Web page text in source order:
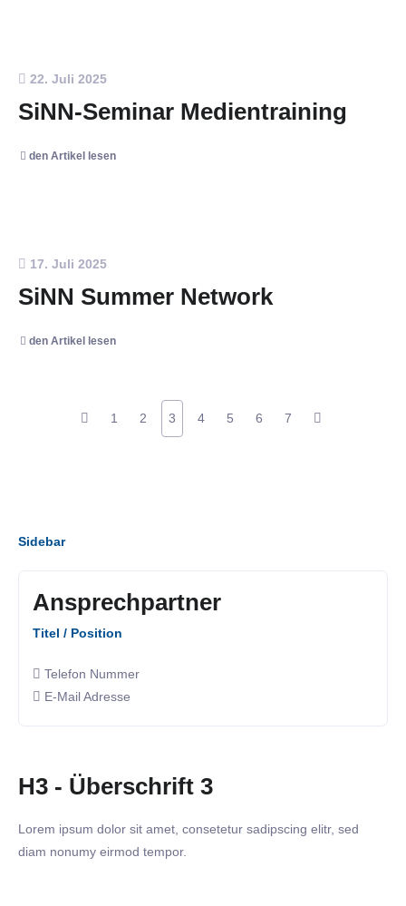
22. Juli 2025
SiNN-Seminar Medientraining
den Artikel lesen
17. Juli 2025
SiNN Summer Network
den Artikel lesen
1 2 3 4 5 6 7
Sidebar
Ansprechpartner
Titel / Position
Telefon Nummer
E-Mail Adresse
H3 - Überschrift 3
Lorem ipsum dolor sit amet, consetetur sadipscing elitr, sed
diam nonumy eirmod tempor.